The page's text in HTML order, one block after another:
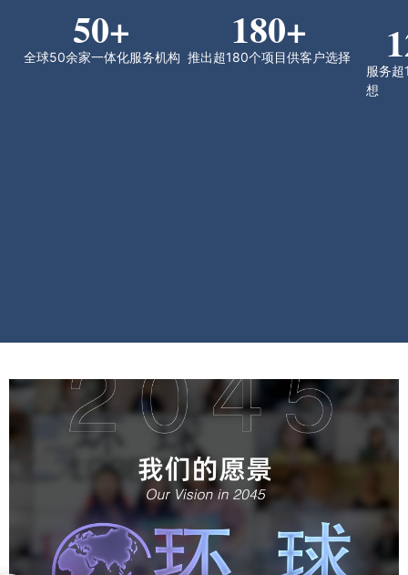
全球50余家一体化服务机构
50+
推出超180个项目供客户选择
180+
服务
想